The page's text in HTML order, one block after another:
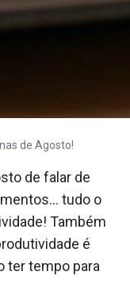
de Agosto!
de falar de
tudo o
Também
é
ter tempo para